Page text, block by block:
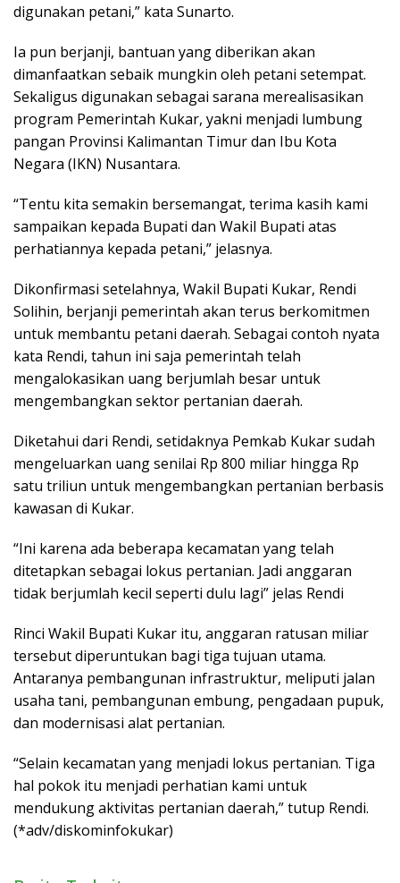
digunakan petani,” kata Sunarto.
Ia pun berjanji, bantuan yang diberikan akan
dimanfaatkan sebaik mungkin oleh petani setempat.
Sekaligus digunakan sebagai sarana merealisasikan
program Pemerintah Kukar, yakni menjadi lumbung
pangan Provinsi Kalimantan Timur dan Ibu Kota
Negara (IKN) Nusantara.
“Tentu kita semakin bersemangat, terima kasih kami
sampaikan kepada Bupati dan Wakil Bupati atas
perhatiannya kepada petani,” jelasnya.
Dikonfirmasi setelahnya, Wakil Bupati Kukar, Rendi
Solihin, berjanji pemerintah akan terus berkomitmen
untuk membantu petani daerah. Sebagai contoh nyata
kata Rendi, tahun ini saja pemerintah telah
mengalokasikan uang berjumlah besar untuk
mengembangkan sektor pertanian daerah.
Diketahui dari Rendi, setidaknya Pemkab Kukar sudah
mengeluarkan uang senilai Rp 800 miliar hingga Rp
satu triliun untuk mengembangkan pertanian berbasis
kawasan di Kukar.
“Ini karena ada beberapa kecamatan yang telah
ditetapkan sebagai lokus pertanian. Jadi anggaran
tidak berjumlah kecil seperti dulu lagi” jelas Rendi
Rinci Wakil Bupati Kukar itu, anggaran ratusan miliar
tersebut diperuntukan bagi tiga tujuan utama.
Antaranya pembangunan infrastruktur, meliputi jalan
usaha tani, pembangunan embung, pengadaan pupuk,
dan modernisasi alat pertanian.
“Selain kecamatan yang menjadi lokus pertanian. Tiga
hal pokok itu menjadi perhatian kami untuk
mendukung aktivitas pertanian daerah,” tutup Rendi.
(*adv/diskominfokukar)